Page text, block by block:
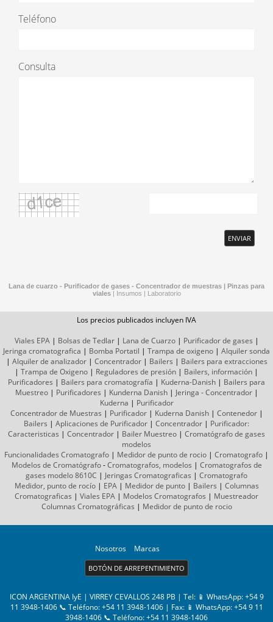
Teléfono
Consulta
ENVIAR
Lana de cuarzo - Purificador de gases - Concentrador de muestras | Pinzas para
viales| Insumos | Laboratorio
Los precios publicados incluyen IVA
Viales EPA| Bolsas de Tedlar| Lana de Cuarzo| Purificador de gases |
Jeringa cromatografica | Bomba Portatil | Trampa de oxigeno | Alquiler sonda
| Alquiler de analizador| Concentrador| Bailers | Bailers para extracciones
| Trampa de Oxigeno | Reguladores de presión | Bailers, información |
Purificadores | Bailers para cromatografía | Kuderna-Danish | Bailers para
Muestreo| Purificadores | Kunderna Danish| Jeringa - Concentrador|
Kuderna | Purificador
Concentrador de Muestras | Purificador| Kuderna Danish| Contenedor|
Bailers | Aplicaciones de Purificador | Concentrador | Purificador:
Caracteristicas | Concentrador | Bailer Muestreo | Cromatógrafode gases
modelos
Funcionalidades Cromatografo | Medidor de punto de rocio | Cromatografo |
Modelos de Cromatógrafo-Cromatografos, modelos | Cromatografos de
gases modelo 8610C | Jeringas Cromatograficas | Cromatografo
Medidor, punto de rocío| EPA| Medidor de punto| Bailers | Columnas
Cromatograficas | Viales EPA | Modelos Cromatografos | Muestreador
Columnas Cromatográficas | Medidor de punto de rocio
Nosotros Marcas
BOTÓN DE ARREPENTIMIENTO
ICON ARGENTINA IyE | VIRREY CEVALLOS 248 PB | Tel: 📱 WhatsApp: +54 9
11 3948-1406 📞 Teléfono: +54 11 3948-1406| Fax: 📱 WhatsApp: +54 9 11
3948-1406 📞 Teléfono: +54 11 3948-1406